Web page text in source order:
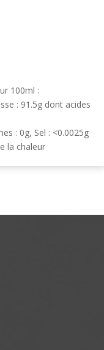
100ml :
: 91.5g dont acides
: 0g, Sel : <0.0025g
la chaleur